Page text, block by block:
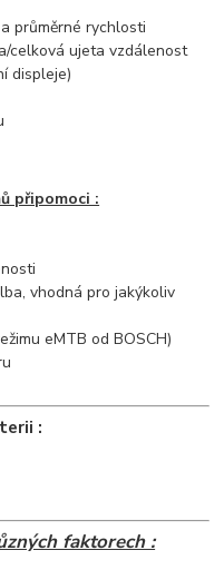
průměrné rychlosti
celková ujeta vzdálenost
displeje)
připomoci :
vhodná pro jakýkoliv
eMTB od BOSCH)
:
faktorech :